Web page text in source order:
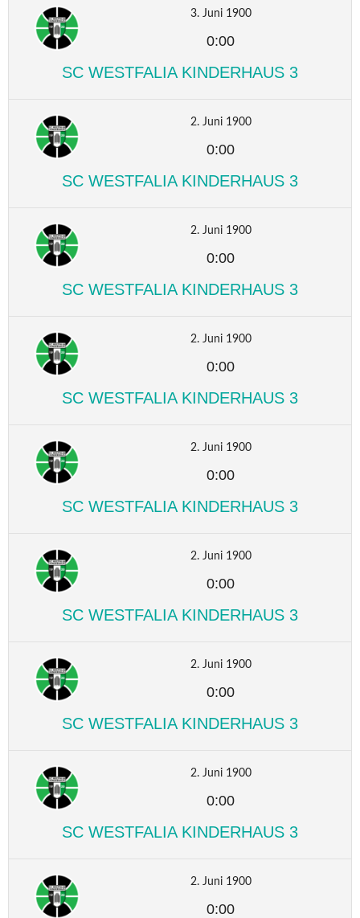
3. Juni 1900
0:00
SC WESTFALIA KINDERHAUS 3
2. Juni 1900
0:00
SC WESTFALIA KINDERHAUS 3
2. Juni 1900
0:00
SC WESTFALIA KINDERHAUS 3
2. Juni 1900
0:00
SC WESTFALIA KINDERHAUS 3
2. Juni 1900
0:00
SC WESTFALIA KINDERHAUS 3
2. Juni 1900
0:00
SC WESTFALIA KINDERHAUS 3
2. Juni 1900
0:00
SC WESTFALIA KINDERHAUS 3
2. Juni 1900
0:00
SC WESTFALIA KINDERHAUS 3
2. Juni 1900
0:00